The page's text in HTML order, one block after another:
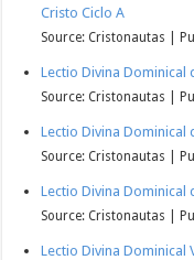
Cristo Ciclo A
Source: Cristonautas
Lectio Divina Dominical
Source: Cristonautas
Lectio Divina Dominical
Source: Cristonautas
Lectio Divina Dominical
Source: Cristonautas
Lectio Divina Dominical